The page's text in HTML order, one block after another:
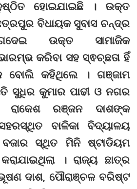
ହୋଇଯାଇଛି । ଉକ୍ତ
ବିଧାୟକ ସୁବାସ ଚନ୍ଦ୍ର
ଉକ୍ତ ସାମାଜିକ
କରିବା ସହ ସ୍ଵଚ୍ଛତା ହିଁ
ବୋଲି କହିଥିଲେ । ଗଞ୍ଜାମ
ସୁଧିର କୁମାର ପାଢୀ ଓ ନଗର
ରାକେଶ ରଞ୍ଜନ ଦାଶଙ୍କ
ବାଳିକା ବିଦ୍ୟାଳୟ
ସ୍ଥିତ ମିନି ଷ୍ଟାଡିୟମ
। ରାଜ୍ୟ ଛାତ୍ର
ଦାଶ, ପୌରାଞ୍ଚଳ ବରିଷ୍ଟ